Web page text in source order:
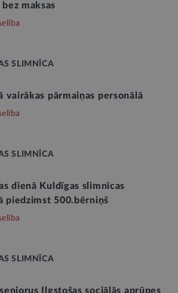
maksas
SLIMNĪCA
vairākas pārmaiņas personālā
SLIMNĪCA
dienā Kuldīgas slimnīcas
piedzimst 500.bērniņš
SLIMNĪCA
Ilgstošas sociālās aprūpes